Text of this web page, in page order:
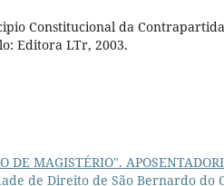
Constitucional da Contrapartida
Editora LTr, 2003.
DE MAGISTÉRIO".
de Direito de São Bernardo do